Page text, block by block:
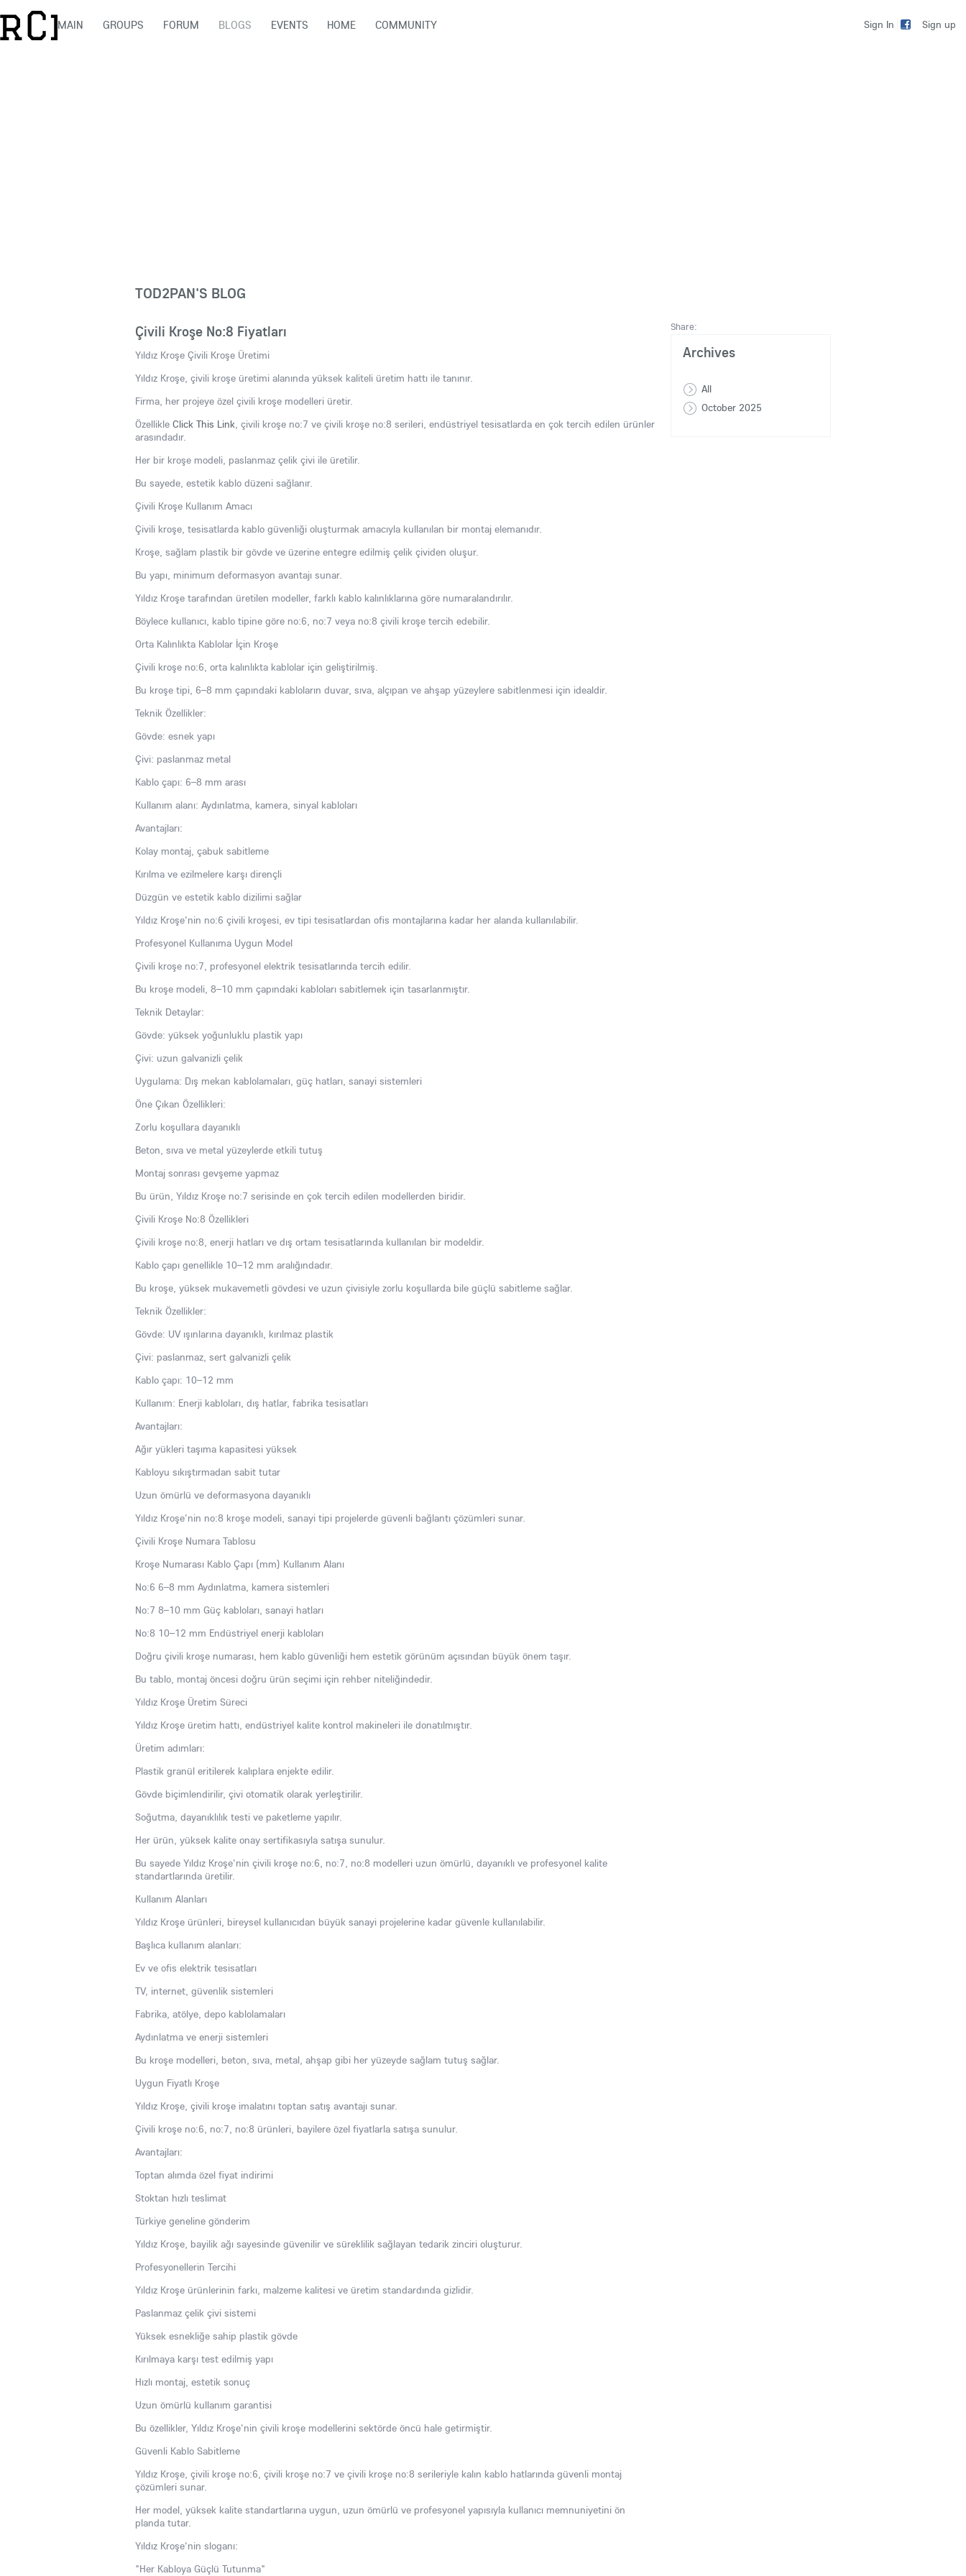
Sign In Sign up
MAIN GROUPS FORUM BLOGS EVENTS HOME COMMUNITY
TOD2PAN'S BLOG
Çivili Kroşe No:8 Fiyatları
Yıldız Kroşe Çivili Kroşe Üretimi
Yıldız Kroşe, çivili kroşe üretimi alanında yüksek kaliteli üretim hattı ile tanınır.
Firma, her projeye özel çivili kroşe modelleri üretir.
Özellikle Click This Link, çivili kroşe no:7 ve çivili kroşe no:8 serileri, endüstriyel tesisatlarda en çok tercih edilen ürünler
arasındadır.
Her bir kroşe modeli, paslanmaz çelik çivi ile üretilir.
Bu sayede, estetik kablo düzeni sağlanır.
Çivili Kroşe Kullanım Amacı
Çivili kroşe, tesisatlarda kablo güvenliği oluşturmak amacıyla kullanılan bir montaj elemanıdır.
Kroşe, sağlam plastik bir gövde ve üzerine entegre edilmiş çelik çividen oluşur.
Bu yapı, minimum deformasyon avantajı sunar.
Yıldız Kroşe tarafından üretilen modeller, farklı kablo kalınlıklarına göre numaralandırılır.
Böylece kullanıcı, kablo tipine göre no:6, no:7 veya no:8 çivili kroşe tercih edebilir.
Orta Kalınlıkta Kablolar İçin Kroşe
Çivili kroşe no:6, orta kalınlıkta kablolar için geliştirilmiş.
Bu kroşe tipi, 6–8 mm çapındaki kabloların duvar, sıva, alçıpan ve ahşap yüzeylere sabitlenmesi için idealdir.
Teknik Özellikler:
Gövde: esnek yapı
Çivi: paslanmaz metal
Kablo çapı: 6–8 mm arası
Kullanım alanı: Aydınlatma, kamera, sinyal kabloları
Avantajları:
Kolay montaj, çabuk sabitleme
Kırılma ve ezilmelere karşı dirençli
Düzgün ve estetik kablo dizilimi sağlar
Yıldız Kroşe'nin no:6 çivili kroşesi, ev tipi tesisatlardan ofis montajlarına kadar her alanda kullanılabilir.
Profesyonel Kullanıma Uygun Model
Çivili kroşe no:7, profesyonel elektrik tesisatlarında tercih edilir.
Bu kroşe modeli, 8–10 mm çapındaki kabloları sabitlemek için tasarlanmıştır.
Teknik Detaylar:
Gövde: yüksek yoğunluklu plastik yapı
Çivi: uzun galvanizli çelik
Uygulama: Dış mekan kablolamaları, güç hatları, sanayi sistemleri
Öne Çıkan Özellikleri:
Zorlu koşullara dayanıklı
Beton, sıva ve metal yüzeylerde etkili tutuş
Montaj sonrası gevşeme yapmaz
Bu ürün, Yıldız Kroşe no:7 serisinde en çok tercih edilen modellerden biridir.
Çivili Kroşe No:8 Özellikleri
Çivili kroşe no:8, enerji hatları ve dış ortam tesisatlarında kullanılan bir modeldir.
Kablo çapı genellikle 10–12 mm aralığındadır.
Bu kroşe, yüksek mukavemetli gövdesi ve uzun çivisiyle zorlu koşullarda bile güçlü sabitleme sağlar.
Teknik Özellikler:
Gövde: UV ışınlarına dayanıklı, kırılmaz plastik
Çivi: paslanmaz, sert galvanizli çelik
Kablo çapı: 10–12 mm
Kullanım: Enerji kabloları, dış hatlar, fabrika tesisatları
Avantajları:
Ağır yükleri taşıma kapasitesi yüksek
Kabloyu sıkıştırmadan sabit tutar
Uzun ömürlü ve deformasyona dayanıklı
Yıldız Kroşe'nin no:8 kroşe modeli, sanayi tipi projelerde güvenli bağlantı çözümleri sunar.
Çivili Kroşe Numara Tablosu
Kroşe Numarası Kablo Çapı (mm) Kullanım Alanı
No:6 6–8 mm Aydınlatma, kamera sistemleri
No:7 8–10 mm Güç kabloları, sanayi hatları
No:8 10–12 mm Endüstriyel enerji kabloları
Doğru çivili kroşe numarası, hem kablo güvenliği hem estetik görünüm açısından büyük önem taşır.
Bu tablo, montaj öncesi doğru ürün seçimi için rehber niteliğindedir.
Yıldız Kroşe Üretim Süreci
Yıldız Kroşe üretim hattı, endüstriyel kalite kontrol makineleri ile donatılmıştır.
Üretim adımları:
Plastik granül eritilerek kalıplara enjekte edilir.
Gövde biçimlendirilir, çivi otomatik olarak yerleştirilir.
Soğutma, dayanıklılık testi ve paketleme yapılır.
Her ürün, yüksek kalite onay sertifikasıyla satışa sunulur.
Bu sayede Yıldız Kroşe'nin çivili kroşe no:6, no:7, no:8 modelleri uzun ömürlü, dayanıklı ve profesyonel kalite
standartlarında üretilir.
Kullanım Alanları
Yıldız Kroşe ürünleri, bireysel kullanıcıdan büyük sanayi projelerine kadar güvenle kullanılabilir.
Başlıca kullanım alanları:
Ev ve ofis elektrik tesisatları
TV, internet, güvenlik sistemleri
Fabrika, atölye, depo kablolamaları
Aydınlatma ve enerji sistemleri
Bu kroşe modelleri, beton, sıva, metal, ahşap gibi her yüzeyde sağlam tutuş sağlar.
Uygun Fiyatlı Kroşe
Yıldız Kroşe, çivili kroşe imalatını toptan satış avantajı sunar.
Çivili kroşe no:6, no:7, no:8 ürünleri, bayilere özel fiyatlarla satışa sunulur.
Avantajları:
Toptan alımda özel fiyat indirimi
Stoktan hızlı teslimat
Türkiye geneline gönderim
Yıldız Kroşe, bayilik ağı sayesinde güvenilir ve süreklilik sağlayan tedarik zinciri oluşturur.
Profesyonellerin Tercihi
Yıldız Kroşe ürünlerinin farkı, malzeme kalitesi ve üretim standardında gizlidir.
Paslanmaz çelik çivi sistemi
Yüksek esnekliğe sahip plastik gövde
Kırılmaya karşı test edilmiş yapı
Hızlı montaj, estetik sonuç
Uzun ömürlü kullanım garantisi
Bu özellikler, Yıldız Kroşe'nin çivili kroşe modellerini sektörde öncü hale getirmiştir.
Güvenli Kablo Sabitleme
Yıldız Kroşe, çivili kroşe no:6, çivili kroşe no:7 ve çivili kroşe no:8 serileriyle kalın kablo hatlarında güvenli montaj
çözümleri sunar.
Her model, yüksek kalite standartlarına uygun, uzun ömürlü ve profesyonel yapısıyla kullanıcı memnuniyetini ön
planda tutar.
Yıldız Kroşe'nin sloganı:
"Her Kabloya Güçlü Tutunma"
Share:
Archives
All
October 2025